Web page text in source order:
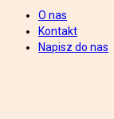
O nas
Kontakt
Napisz do nas